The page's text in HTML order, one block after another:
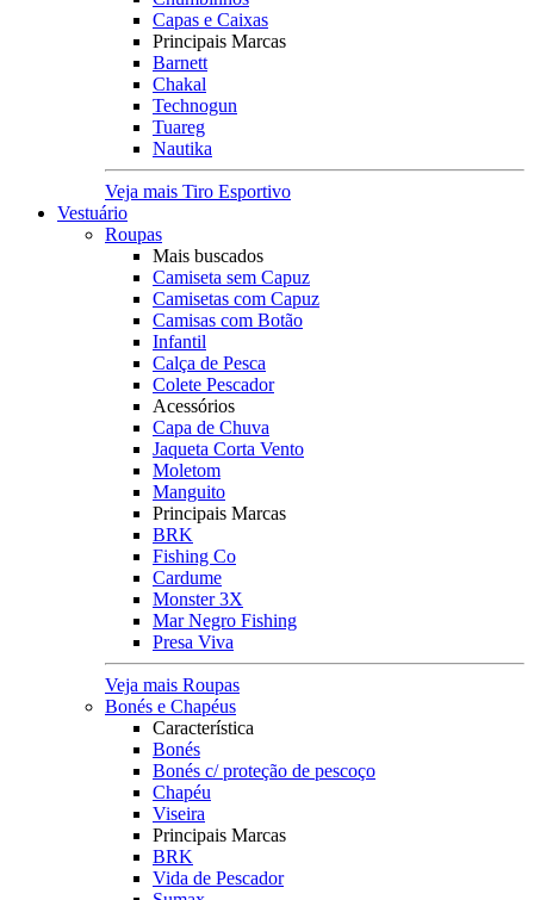
Capas e Caixas
Principais Marcas
Barnett
Chakal
Technogun
Tuareg
Nautika
Veja mais Tiro Esportivo
Vestuário
Roupas
Mais buscados
Camiseta sem Capuz
Camisetas com Capuz
Camisas com Botão
Infantil
Calça de Pesca
Colete Pescador
Acessórios
Capa de Chuva
Jaqueta Corta Vento
Moletom
Manguito
Principais Marcas
BRK
Fishing Co
Cardume
Monster 3X
Mar Negro Fishing
Presa Viva
Veja mais Roupas
Bonés e Chapéus
Característica
Bonés
Bonés c/ proteção de pescoço
Chapéu
Viseira
Principais Marcas
BRK
Vida de Pescador